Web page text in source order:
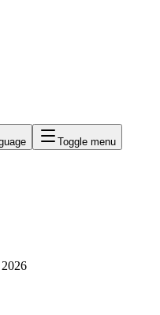
Toggle menu